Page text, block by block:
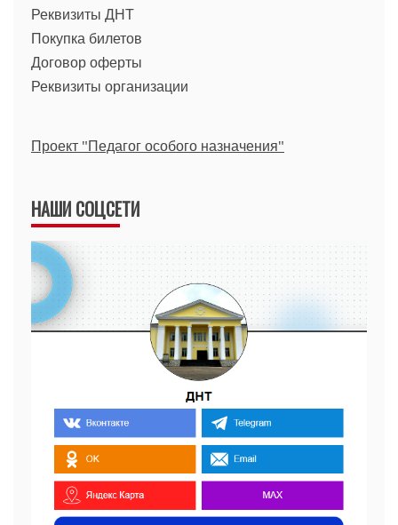
Реквизиты ДНТ
Покупка билетов
Договор оферты
Реквизиты организации
Проект "Педагог особого назначения"
НАШИ СОЦСЕТИ